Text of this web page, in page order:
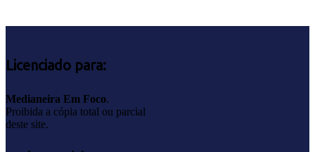
Licenciado para:
Medianeira Em Foco.
Proibida a cópia total ou parcial
deste site.